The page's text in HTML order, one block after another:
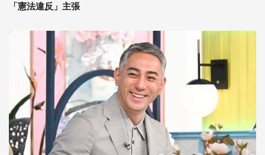
「憲法違反」主張